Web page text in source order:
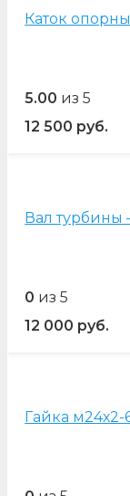
Каток
5.00 из 5
12 500 руб.
Вал турбины
0 из 5
12 000 руб.
Гайка м24х2-